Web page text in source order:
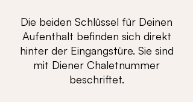
Die beiden Schlüssel für Deinen
Aufenthalt befinden sich direkt
hinter der Eingangstüre. Sie sind
mit Diener Chaletnummer
beschriftet.